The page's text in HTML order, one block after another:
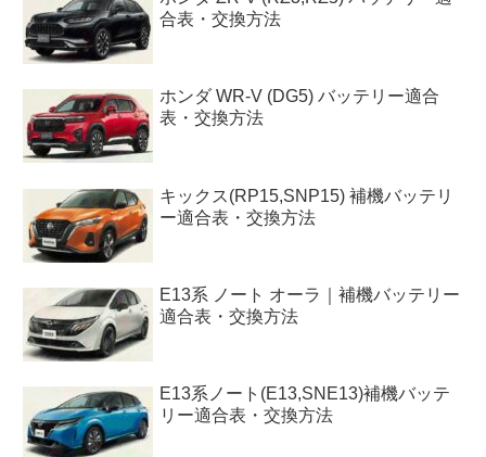
合表・交換方法
ホンダ WR-V (DG5) バッテリー適合
表・交換方法
キックス(RP15,SNP15) 補機バッテリ
ー適合表・交換方法
E13系 ノート オーラ｜補機バッテリー
適合表・交換方法
E13系ノート(E13,SNE13)補機バッテ
リー適合表・交換方法